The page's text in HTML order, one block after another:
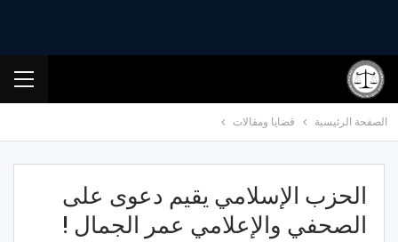
الصفحة الرئيسية قضايا ومقالات
الحزب الإسلامي يقيم دعوى على
الصحفي والإعلامي عمر الجمال !